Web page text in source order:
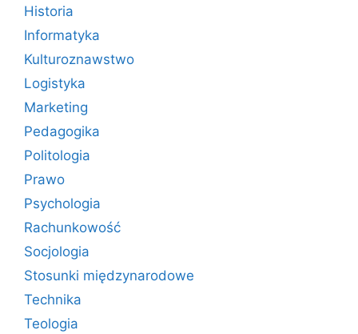
Historia
Informatyka
Kulturoznawstwo
Logistyka
Marketing
Pedagogika
Politologia
Prawo
Psychologia
Rachunkowość
Socjologia
Stosunki międzynarodowe
Technika
Teologia